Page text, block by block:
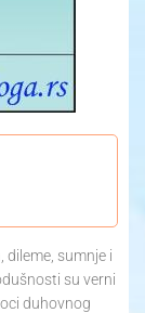
dileme, sumnje i
su verni
duhovnog